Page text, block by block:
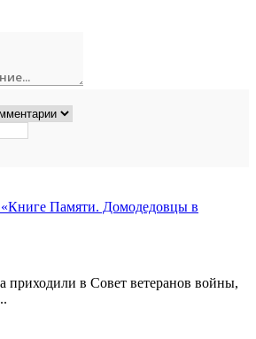
Памяти. Домодедовцы в
приходили в Совет ветеранов войны,